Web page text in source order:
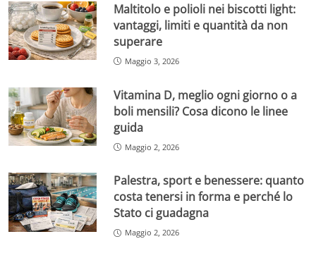
Maltitolo e polioli nei biscotti light:
vantaggi, limiti e quantità da non
superare
Maggio 3, 2026
Vitamina D, meglio ogni giorno o a
boli mensili? Cosa dicono le linee
guida
Maggio 2, 2026
Palestra, sport e benessere: quanto
costa tenersi in forma e perché lo
Stato ci guadagna
Maggio 2, 2026